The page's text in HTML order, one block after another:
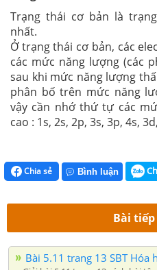
Trạng thái cơ bản là
nhất.
Ở trạng thái cơ bản, các
các mức năng lượng (các
sau khi mức năng lượng
phân bố trên mức năng
vậy cần nhớ thứ tự các
cao : 1s, 2s, 2p, 3s, 3p, 4s,
Chia sẻ Bình luận
Bài
Bài 5.11 trang 13 SBT Hóa